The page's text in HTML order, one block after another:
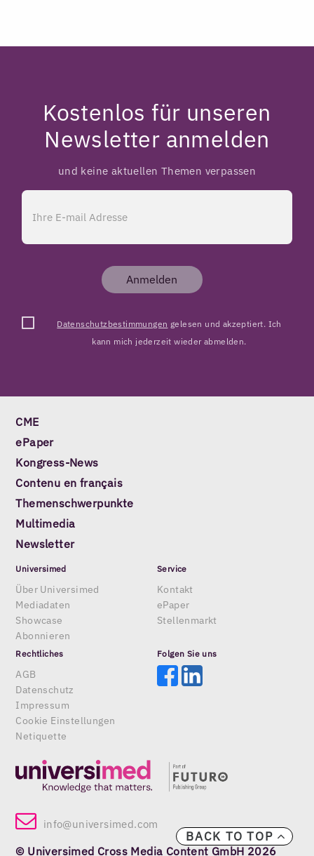
BACK TO TOP
Kostenlos für unseren
Newsletter anmelden
und keine aktuellen Themen verpassen
Anmelden
Datenschutzbestimmungen gelesen und akzeptiert. Ich
kann mich jederzeit wieder abmelden.
info@universimed.com
© Universimed Cross Media Content GmbH 2026
CME
ePaper
Kongress-News
Contenu en français
Themenschwerpunkte
Multimedia
Newsletter
Universimed
Über Universimed
Mediadaten
Showcase
Abonnieren
Service
Kontakt
ePaper
Stellenmarkt
Rechtliches
AGB
Datenschutz
Impressum
Cookie Einstellungen
Netiquette
Folgen Sie uns